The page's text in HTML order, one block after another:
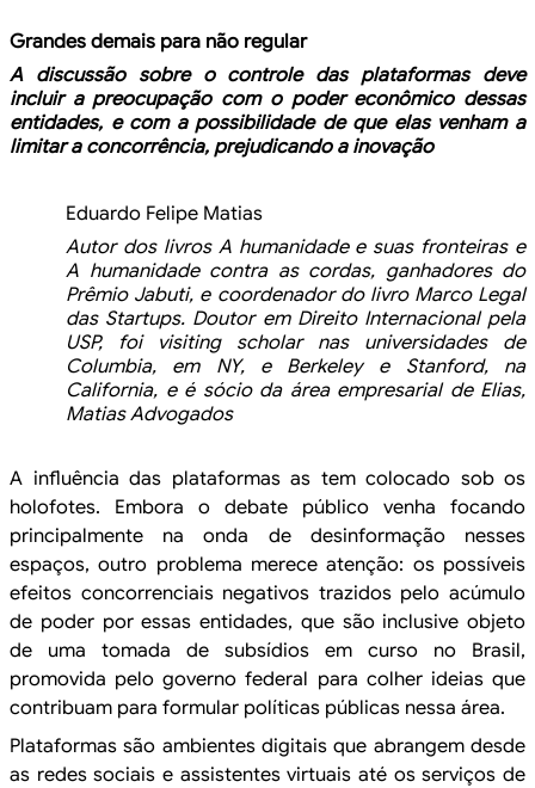
Grandes demais para não regular
A discussão sobre o controle dasplataformas deve
incluir a preocupação com o poder econômico dessas
entidades, e com a possibilidade de que elas venham a
limitar a concorrência, prejudicandoa inovação
Eduardo Felipe Matias
Autordos livros A humanidade e suas fronteiras e
A humanidade contra as cordas, ganhadores do
Prêmio Jabuti, e coordenador do livro Marco Legal
das Startups. Doutorem Direito Internacional pela
USP, foi visiting scholar nas universidades de
Columbia, em NY, e Berkeley e Stanford, na
California, e é sócio da área empresarialde Elias,
Matias Advogados
A influência das plataformas as tem colocado sob os
holofotes. Embora o debate público venha focando
principalmente na onda de desinformação nesses
espaços, outro problema merece atenção: os possíveis
efeitos concorrenciais negativos trazidospelo acúmulo
de poder por essas entidades, que são inclusive objeto
de uma tomada de subsídios em curso no Brasil,
promovida pelo governo federal para colher ideias que
contribuam para formular políticas públicas nessa área.
Plataformas são ambientes digitais que abrangem desde
as redes sociais e assistentes virtuais até os serviços de